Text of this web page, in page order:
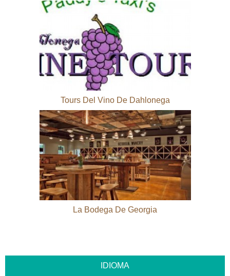
Tours Del Vino De Dahlonega
La Bodega De Georgia